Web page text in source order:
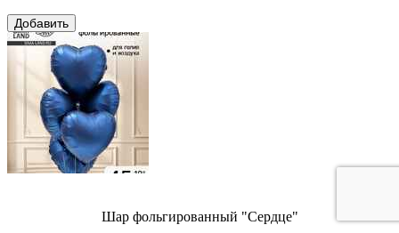
Шар фольгированный "Сердце"